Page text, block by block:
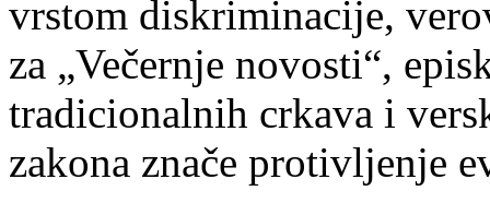
vrstom diskriminacije,
za „Večernje novosti“,
tradicionalnih crkava i
zakona znače protivljenje